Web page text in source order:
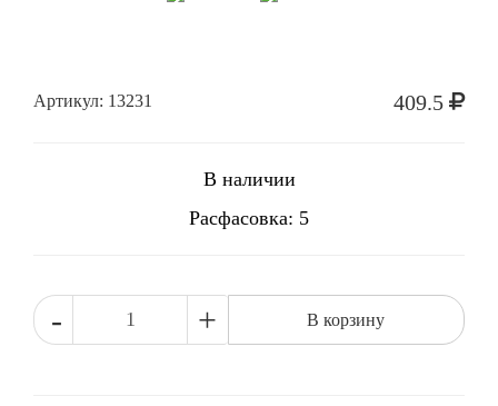
Артикул: 13231 409.5
В наличии
Расфасовка: 5
- + В корзину